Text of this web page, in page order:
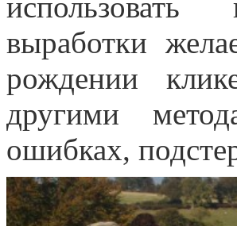
выработки
рождении
другими
ошибках,